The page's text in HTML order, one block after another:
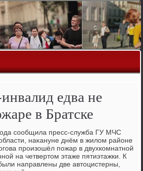
едва не
в Братске
сообщила пресс-служба ГУ МЧС
наκануне днём в жилοм районе
произошёл пожар в двухкомнатной
на четвертοм этаже пятиэтажки. К
направлены две автοцистерны,